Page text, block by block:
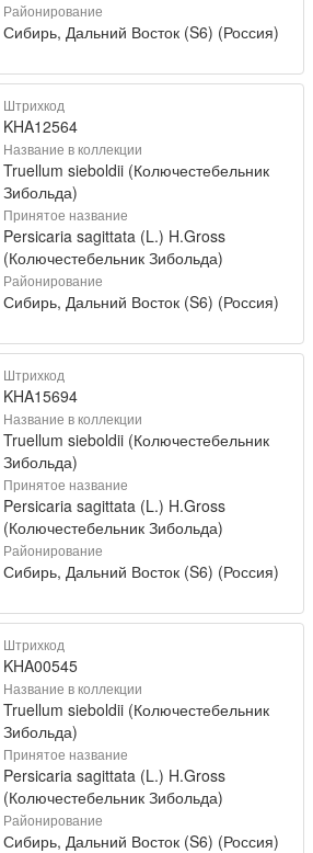
Районирование
Сибирь, Дальний Восток (S6) (Россия)
Штрихкод
KHA12564
Название в коллекции
Truellum sieboldii (Колючестебельник
Зибольда)
Принятое название
Persicaria sagittata (L.) H.Gross
(Колючестебельник Зибольда)
Районирование
Сибирь, Дальний Восток (S6) (Россия)
Штрихкод
KHA15694
Название в коллекции
Truellum sieboldii (Колючестебельник
Зибольда)
Принятое название
Persicaria sagittata (L.) H.Gross
(Колючестебельник Зибольда)
Районирование
Сибирь, Дальний Восток (S6) (Россия)
Штрихкод
KHA00545
Название в коллекции
Truellum sieboldii (Колючестебельник
Зибольда)
Принятое название
Persicaria sagittata (L.) H.Gross
(Колючестебельник Зибольда)
Районирование
Сибирь, Дальний Восток (S6) (Россия)